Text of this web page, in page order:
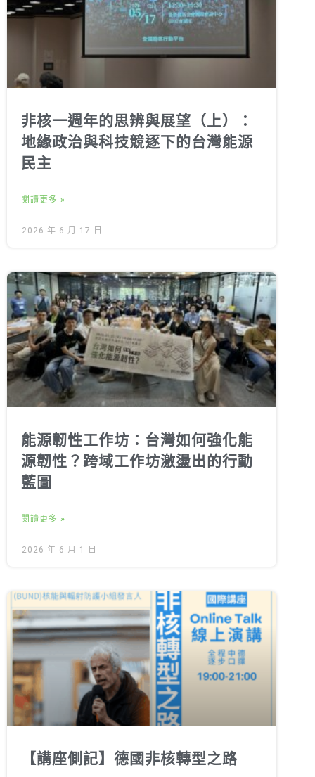
非核一週年的思辨與展望（上）：
地緣政治與科技競逐下的台灣能源
民主
閱讀更多 »
2026 年 6 月 17 日
能源韌性工作坊：台灣如何強化能
源韌性？跨域工作坊激盪出的行動
藍圖
閱讀更多 »
2026 年 6 月 1 日
【講座側記】德國非核轉型之路